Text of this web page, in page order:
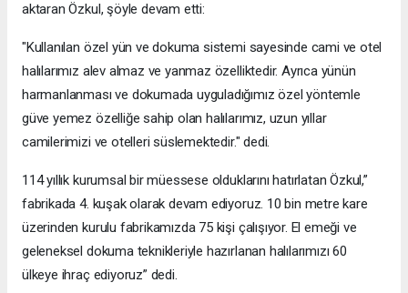
aktaran Özkul, şöyle devam etti:
"Kullanılan özel yün ve dokuma sistemi sayesinde cami ve otel
halılarımız alev almaz ve yanmaz özelliktedir. Ayrıca yünün
harmanlanması ve dokumada uyguladığımız özel yöntemle
güve yemez özelliğe sahip olan halılarımız, uzun yıllar
camilerimizi ve otelleri süslemektedir." dedi.
114 yıllık kurumsal bir müessese olduklarını hatırlatan Özkul,”
fabrikada 4. kuşak olarak devam ediyoruz. 10 bin metre kare
üzerinden kurulu fabrikamızda 75 kişi çalışıyor. El emeği ve
geleneksel dokuma teknikleriyle hazırlanan halılarımızı 60
ülkeye ihraç ediyoruz” dedi.